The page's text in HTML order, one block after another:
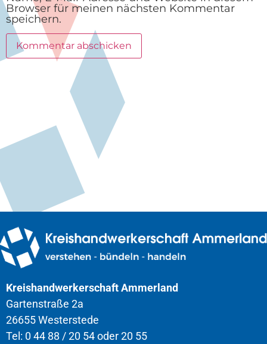
Browser für meinen nächsten Kommentar
speichern.
Kreishandwerkerschaft Ammerland
Gartenstraße 2a
26655 Westerstede
Tel: 0 44 88 / 20 54 oder 20 55